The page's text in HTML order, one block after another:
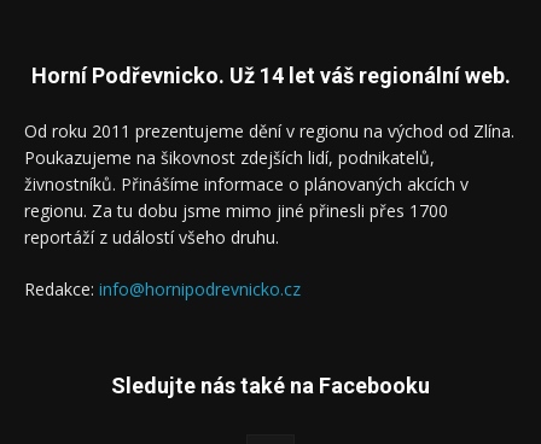
Horní Podřevnicko. Už 14 let váš regionální web.
Od roku 2011 prezentujeme dění v regionu na východ od Zlína.
Poukazujeme na šikovnost zdejších lidí, podnikatelů,
živnostníků. Přinášíme informace o plánovaných akcích v
regionu. Za tu dobu jsme mimo jiné přinesli přes 1700
reportáží z událostí všeho druhu.
Redakce: info@hornipodrevnicko.cz
Sledujte nás také na Facebooku